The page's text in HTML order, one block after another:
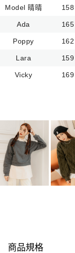
Model 晴晴 158
Ada 165
Poppy 162
Lara 159
Vicky 169
商品規格